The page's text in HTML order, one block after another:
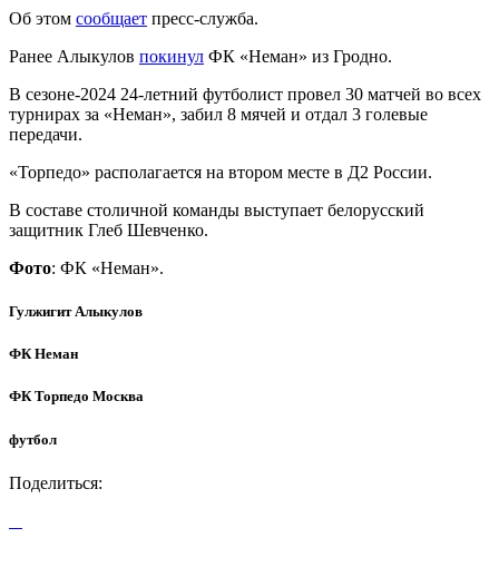
Об этом сообщает пресс-служба.
Ранее Алыкулов покинул ФК «Неман» из Гродно.
В сезоне-2024 24-летний футболист провел 30 матчей во всех
турнирах за «Неман», забил 8 мячей и отдал 3 голевые
передачи.
«Торпедо» располагается на втором месте в Д2 России.
В составе столичной команды выступает белорусский
защитник Глеб Шевченко.
Фото: ФК «Неман».
Гулжигит Алыкулов
ФК Неман
ФК Торпедо Москва
футбол
Поделиться: